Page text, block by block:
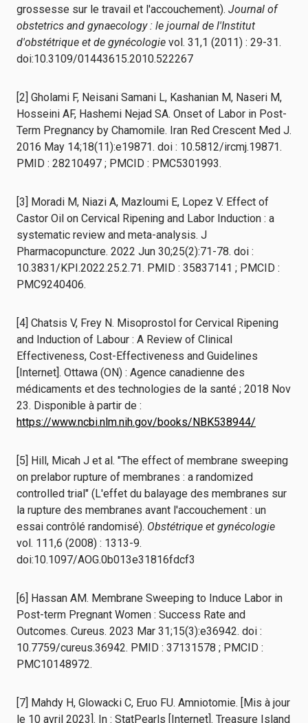
grossesse sur le travail et l'accouchement). Journal of
obstetrics and gynaecology : le journal de l'Institut
d'obstétrique et de gynécologie vol. 31,1 (2011) : 29-31.
doi:10.3109/01443615.2010.522267
[2] Gholami F, Neisani Samani L, Kashanian M, Naseri M,
Hosseini AF, Hashemi Nejad SA. Onset of Labor in Post-
Term Pregnancy by Chamomile. Iran Red Crescent Med J.
2016 May 14;18(11):e19871. doi : 10.5812/ircmj.19871.
PMID : 28210497 ; PMCID : PMC5301993.
[3] Moradi M, Niazi A, Mazloumi E, Lopez V. Effect of
Castor Oil on Cervical Ripening and Labor Induction : a
systematic review and meta-analysis. J
Pharmacopuncture. 2022 Jun 30;25(2):71-78. doi :
10.3831/KPI.2022.25.2.71. PMID : 35837141 ; PMCID :
PMC9240406.
[4] Chatsis V, Frey N. Misoprostol for Cervical Ripening
and Induction of Labour : A Review of Clinical
Effectiveness, Cost-Effectiveness and Guidelines
[Internet]. Ottawa (ON) : Agence canadienne des
médicaments et des technologies de la santé ; 2018 Nov
23. Disponible à partir de :
https://www.ncbi.nlm.nih.gov/books/NBK538944/
[5] Hill, Micah J et al. "The effect of membrane sweeping
on prelabor rupture of membranes : a randomized
controlled trial" (L'effet du balayage des membranes sur
la rupture des membranes avant l'accouchement : un
essai contrôlé randomisé). Obstétrique et gynécologie
vol. 111,6 (2008) : 1313-9.
doi:10.1097/AOG.0b013e31816fdcf3
[6] Hassan AM. Membrane Sweeping to Induce Labor in
Post-term Pregnant Women : Success Rate and
Outcomes. Cureus. 2023 Mar 31;15(3):e36942. doi :
10.7759/cureus.36942. PMID : 37131578 ; PMCID :
PMC10148972.
[7] Mahdy H, Glowacki C, Eruo FU. Amniotomie. [Mis à jour
le 10 avril 2023]. In : StatPearls [Internet]. Treasure Island